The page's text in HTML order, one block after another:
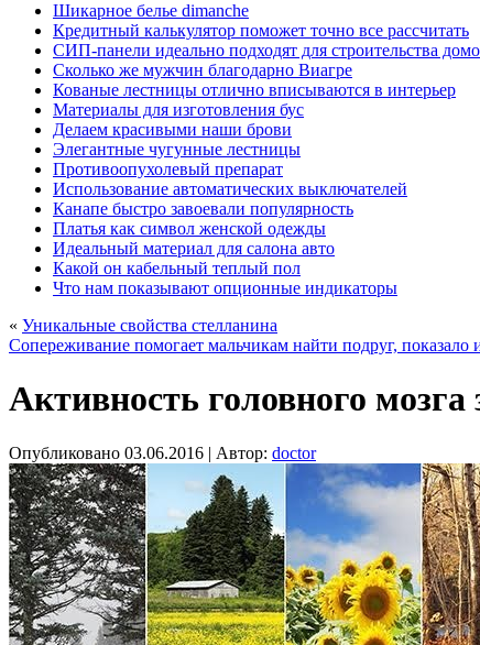
Шикарное белье dimanche
Кредитный калькулятор поможет точно все рассчитать
СИП-панели идеально подходят для строительства
Сколько же мужчин благодарно Виагре
Кованые лестницы отлично вписываются в интерьер
Материалы для изготовления бус
Делаем красивыми наши брови
Элегантные чугунные лестницы
Противоопухолевый препарат
Использование автоматических выключателей
Канапе быстро завоевали популярность
Платья как символ женской одежды
Идеальный материал для салона авто
Какой он кабельный теплый пол
Что нам показывают опционные индикаторы
« Уникальные свойства стелланина
Сопереживание помогает мальчикам найти подруг, показало
Активность головного мозга
Опубликовано 03.06.2016 | Автор: doctor